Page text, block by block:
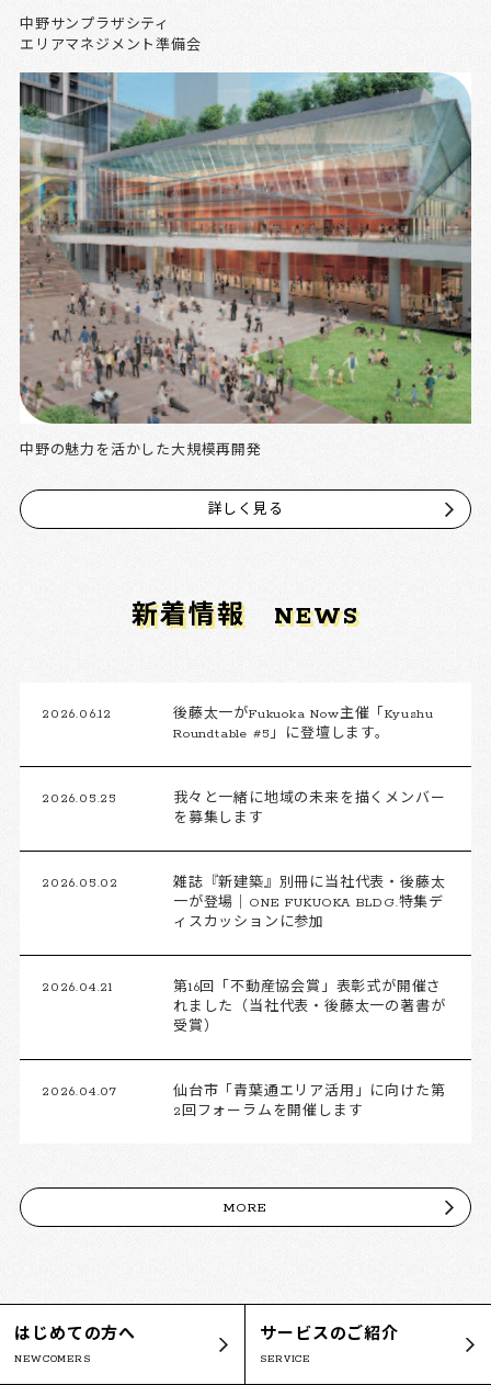
中野サンプラザシティ
エリアマネジメント準備会
中野の魅力を活かした大規模再開発
詳しく見る
新着情報 NEWS
2026.06.12
後藤太一がFukuoka Now主催「Kyushu
Roundtable #5」に登壇します。
2026.05.25
我々と一緒に地域の未来を描くメンバー
を募集します
2026.05.02
雑誌『新建築』別冊に当社代表・後藤太
一が登場｜ONE FUKUOKA BLDG.特集デ
ィスカッションに参加
2026.04.21
第16回「不動産協会賞」表彰式が開催さ
れました（当社代表・後藤太一の著書が
受賞）
2026.04.07
仙台市「青葉通エリア活用」に向けた第
2回フォーラムを開催します
MORE
はじめての方へ
NEWCOMERS
サービスのご紹介
SERVICE